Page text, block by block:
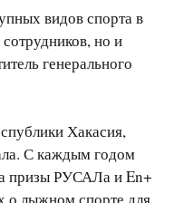
видов спорта в
но и
генерального
Хакасия,
С каждым годом
призы РУСАЛа и En+